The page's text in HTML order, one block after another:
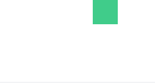
košík